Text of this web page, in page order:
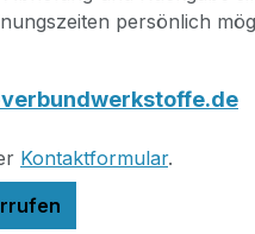
persönlich
Kontaktformular.